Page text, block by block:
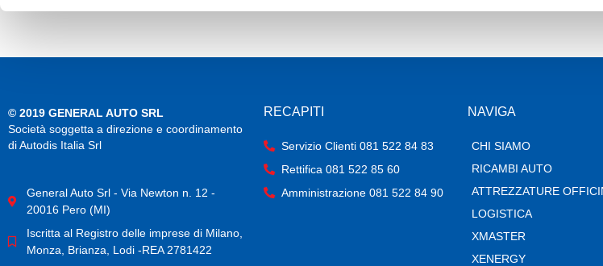
© 2019 GENERAL AUTO SRL
Società soggetta a direzione e coordinamento
di Autodis Italia Srl
General Auto Srl - Via Newton n. 12 -
20016 Pero (MI)
Iscritta al Registro delle imprese di Milano,
Monza, Brianza, Lodi -REA 2781422
RECAPITI
Servizio Clienti 081 522 84 83
Rettifica 081 522 85 60
Amministrazione 081 522 84 90
NAVIGA
CHI SIAMO
RICAMBI AUTO
ATTREZZATURE
LOGISTICA
XMASTER
XENERGY